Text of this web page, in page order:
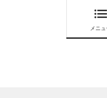
メニュ